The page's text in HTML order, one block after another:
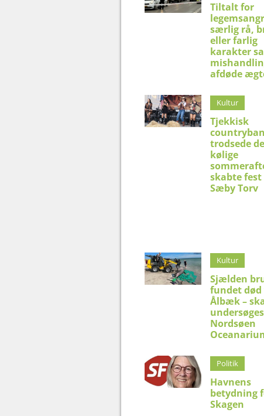
Tiltalt for
særlig rå,
eller farlig
karakter
afdøde
Kultur
Tjekkisk
trodsede
kølige
skabte fest
Sæby Torv
Kultur
Sjælden
fundet død
Ålbæk –
Nordsøen
Politik
Havnens
betydning
Skagen